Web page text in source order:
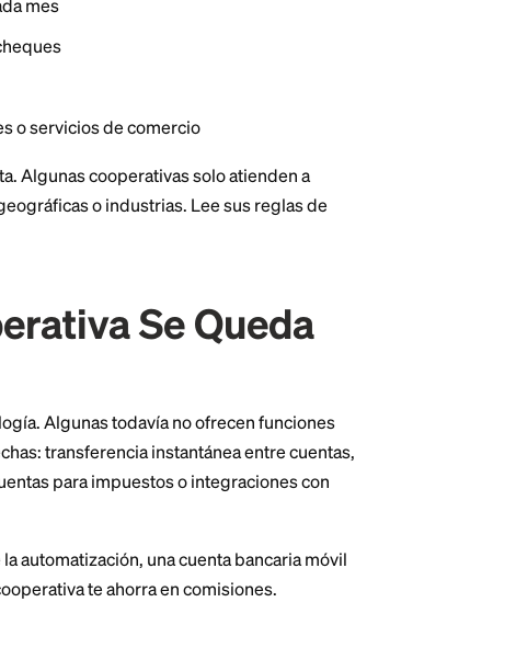
al mes antes de que apliquen tarifas
cada mes
wire
o servicios de comercio
cuenta. Algunas cooperativas solo atienden a
zonas geográficas o industrias. Lee sus reglas de
Se Queda